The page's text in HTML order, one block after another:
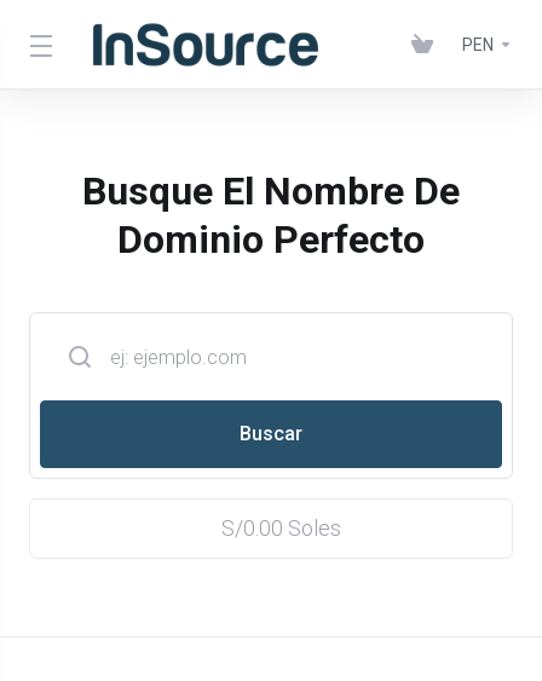
PEN
Busque El Nombre De
Dominio Perfecto
S/0.00 Soles